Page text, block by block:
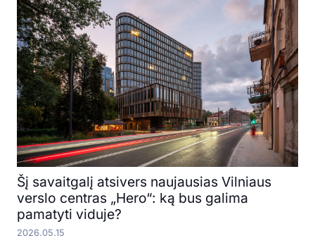
Šį savaitgalį atsivers naujausias Vilniaus
verslo centras „Hero“: ką bus galima
pamatyti viduje?
2026.05.15